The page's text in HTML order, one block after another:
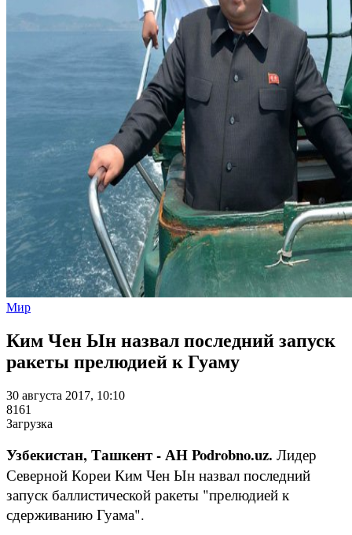
Мир
Ким Чен Ын назвал последний запуск
ракеты прелюдией к Гуаму
30 августа 2017, 10:10
8161
Загрузка
Узбекистан, Ташкент - АН Podrobno.uz. Лидер
Северной Кореи Ким Чен Ын назвал последний
запуск баллистической ракеты "прелюдией к
сдерживанию Гуама".